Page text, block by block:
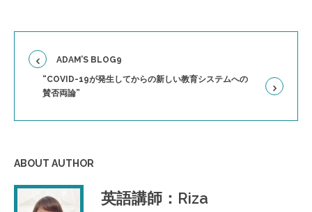
ADAM’S BLOG9
“COVID-19が発生してからの新しい教育システムへの
賛否両論”
ABOUT AUTHOR
英語講師：Riza